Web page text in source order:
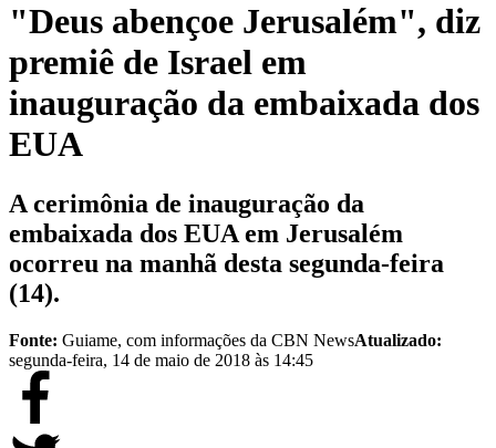
"Deus abençoe Jerusalém", diz
premiê de Israel em
inauguração da embaixada dos
EUA
A cerimônia de inauguração da
embaixada dos EUA em Jerusalém
ocorreu na manhã desta segunda-feira
(14).
Fonte: Guiame, com informações da CBN NewsAtualizado:
segunda-feira, 14 de maio de 2018 às 14:45